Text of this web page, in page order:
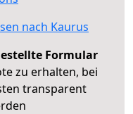
nach Kaurus
Formular
zu erhalten, bei
transparent